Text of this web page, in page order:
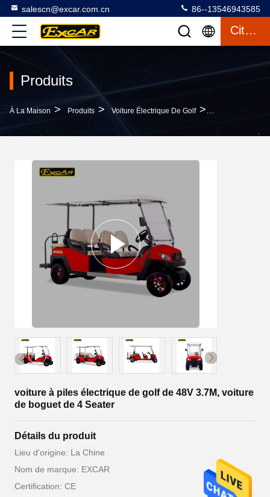
salescn@excar.com.cn 86--13546943585
Citation
Produits
À La Maison > Produits > Voiture Électrique De Golf >
voiture à piles électrique de golf de 48V 3.7M, voiture
de boguet de 4 Seater
Détails du produit
Lieu d'origine: La Chine
Nom de marque: EXCAR
Certification: CE